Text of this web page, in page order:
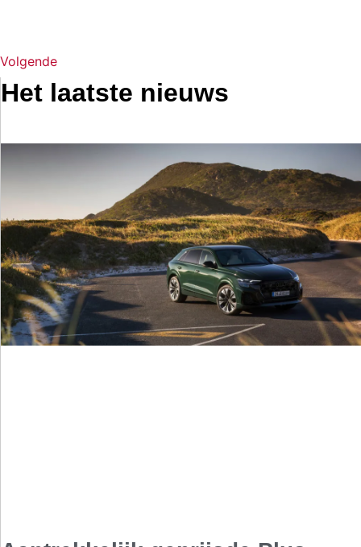
Volgende
Het laatste nieuws